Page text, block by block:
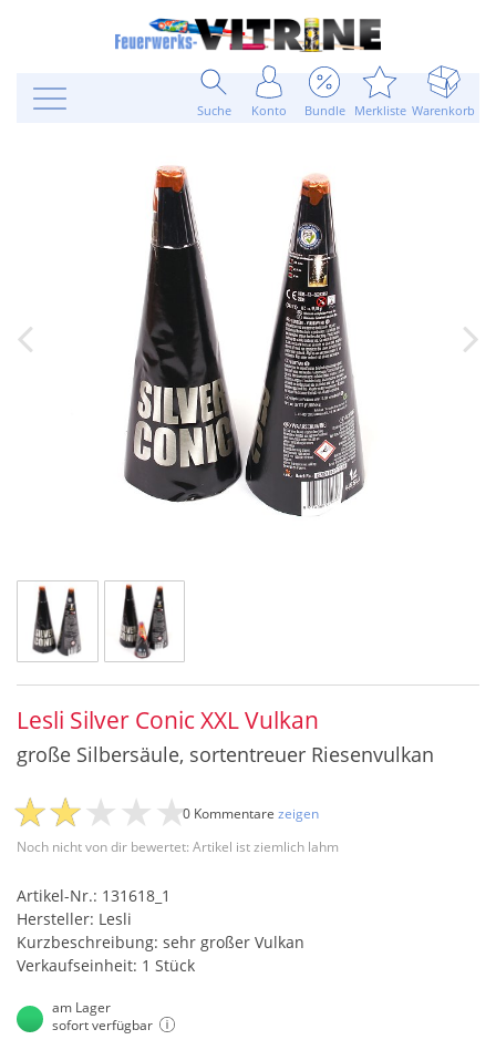
Suche Konto Bundle Merkliste Warenkorb
Lesli Silver Conic XXL Vulkan
große Silbersäule, sortentreuer Riesenvulkan
Noch nicht von dir bewertet: Artikel ist ziemlich lahm
0 Kommentare zeigen
Artikel-Nr.: 131618_1
Hersteller: Lesli
Kurzbeschreibung: sehr großer Vulkan
Verkaufseinheit: 1 Stück
am Lager
sofort verfügbar